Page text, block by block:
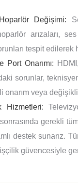
Değişimi:
hoparlör arızaları,
tespit edilerek
Port Onarımı:
sorunlar,
veya
Hizmetleri:
gerekli
destek sunarız.
güvencesiyle